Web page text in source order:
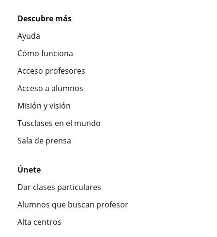
Descubre más
Ayuda
Cómo funciona
Acceso profesores
Acceso a alumnos
Misión y visión
Tusclases en el mundo
Sala de prensa
Únete
Dar clases particulares
Alumnos que buscan profesor
Alta centros